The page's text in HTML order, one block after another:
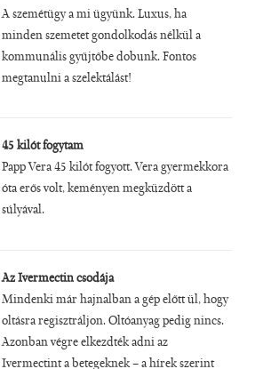
A szemétügy a mi ügyünk. Luxus, ha
minden szemetet gondolkodás nélkül a
kommunális gyűjtőbe dobunk. Fontos
megtanulni a szelektálást!
45 kilót fogytam
Papp Vera 45 kilót fogyott. Vera gyermekkora
óta erős volt, keményen megküzdött a
súlyával.
Az Ivermectin csodája
Mindenki már hajnalban a gép előtt ül, hogy
oltásra regisztráljon. Oltóanyag pedig nincs.
Azonban végre elkezdték adni az
Ivermectint a betegeknek – a hírek szerint